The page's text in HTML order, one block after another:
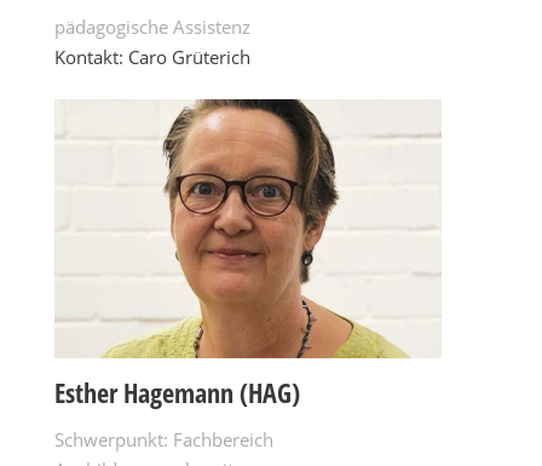
pädagogische Assistenz
Kontakt: Caro Grüterich
Esther Hagemann (HAG)
Schwerpunkt: Fachbereich